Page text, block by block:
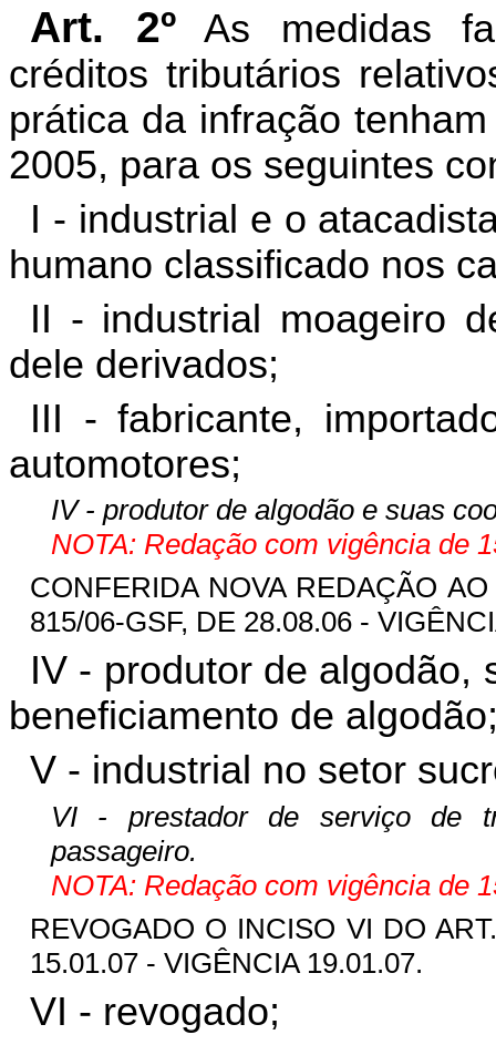
Art. 2ºAs medidas
créditos tributários
prática da infração
2005, para os seguintes
I - industrial e o
humano classificado nos
II - industrial moageiro
dele derivados;
III - fabricante,
automotores;
IV - produtor de algodão e suas
NOTA: Redação com vigência de
CONFERIDA NOVA REDAÇÃO
815/06-GSF, DE 28.08.06 -
IV - produtor de algodão,
beneficiamento de
V - industrial no setor
VI - prestador de serviço de
passageiro.
NOTA: Redação com vigência de
REVOGADO O INCISO VI DO
15.01.07 - VIGÊNCIA 19.01.07.
VI - revogado;